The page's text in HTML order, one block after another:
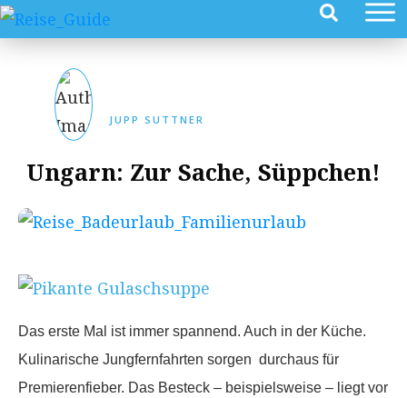
JUPP SUTTNER
Ungarn: Zur Sache, Süppchen!
Das erste Mal ist immer spannend. Auch in der Küche.
Kulinarische Jungfernfahrten sorgen durchaus für
Premierenfieber. Das Besteck – beispielsweise – liegt vor